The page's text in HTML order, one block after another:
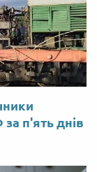
п'ять днів